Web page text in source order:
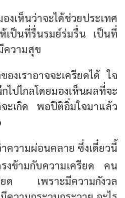
งเห็นว่าจะได้ช่วยประเทศ
เป็นที่รื่นรมย์ร่มรื่น เป็นที่
ความสุข
องเราอาจจะเครียดได้ ใจ
ปไกลโดยมองเห็นผลที่จะ
ะเกิด พอปีติอิ่มใจมาแล้ว
ความผ่อนคลาย ซึ่งเดี๋ยวนี้
งข้ามกับความเครียด คน
รียด เพราะมีความกังวล